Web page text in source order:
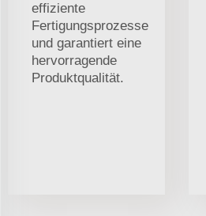
effiziente
Fertigungsprozesse
und garantiert eine
hervorragende
Produktqualität.